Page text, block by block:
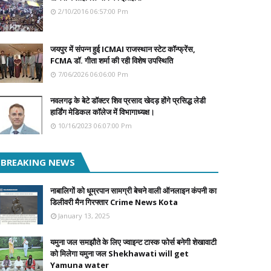
2/10/2016 06:57:00 Pm
जयपुर में संपन्न हुई ICMAI राजस्थान स्टेट कॉन्फ्रेंस,
FCMA डॉ. गीता शर्मा की रही विशेष उपस्थिति
7/06/2026 06:06:00 Pm
नवलगढ़ के बेटे डॉक्टर शिव प्रसाद खेदड़ होंगे प्रसिद्ध लेडी
हार्डिंग मेडिकल कॉलेज में विभागाध्यक्ष।
10/16/2023 06:07:00 Pm
BREAKING NEWS
नाबालिगों को धूम्रपान सामग्री बेचने वाली ऑनलाइन कंपनी का
डिलीवरी मैन गिरफ्तार Crime News Kota
January 13, 2025
यमुना जल समझौते के लिए ज्वाइन्ट टास्क फोर्स बनेगी शेखावाटी
को मिलेगा यमुना जल Shekhawati will get
Yamuna water